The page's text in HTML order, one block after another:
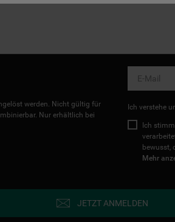
werden. Nicht gültig für
Nur erhältlich bei
Ich verstehe
Ich
bewusst,
Mehr
JETZT ANMELDEN